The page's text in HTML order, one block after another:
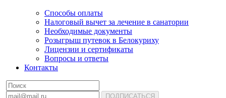
Способы оплаты
Налоговый вычет за лечение в санатории
Необходимые документы
Розыгрыш путевок в Белокуриху
Лицензии и сертификаты
Вопросы и ответы
Контакты
ПОДПИСАТЬСЯ